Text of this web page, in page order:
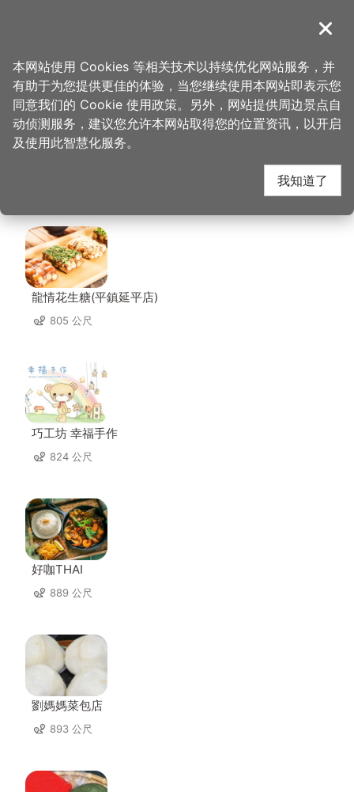
導覽
首页 > 想去的地方 > 住宿 > 长缇都会商务旅馆
长缇都会商务旅馆 周边
店家
龍情花生糖(平鎮延平店)
805 公尺
巧工坊 幸福手作
824 公尺
好咖THAI
889 公尺
劉媽媽菜包店
893 公尺
关闭
本网站使用 Cookies 等相关技术以持续优化网站服务，并
有助于为您提供更佳的体验，当您继续使用本网站即表示您
同意我们的 Cookie 使用政策。另外，网站提供周边景点自
动侦测服务，建议您允许本网站取得您的位置资讯，以开启
及使用此智慧化服务。
我知道了